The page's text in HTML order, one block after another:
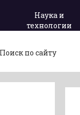
Наука и
технологии